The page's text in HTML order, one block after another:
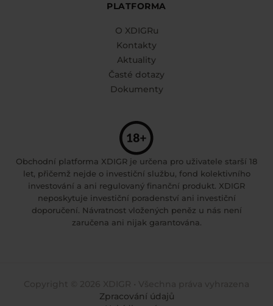
PLATFORMA
O XDIGRu
Kontakty
Aktuality
Časté dotazy
Dokumenty
Obchodní platforma XDIGR je určena pro uživatele starší 18
let, přičemž nejde o investiční službu, fond kolektivního
investování a ani regulovaný finanční produkt. XDIGR
neposkytuje investiční poradenství ani investiční
doporučení. Návratnost vložených peněz u nás není
zaručena ani nijak garantována.
Zpracování údajů